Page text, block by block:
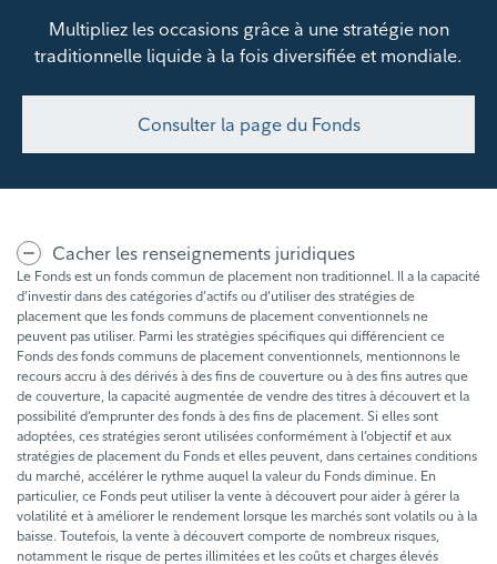
Multipliez les occasions grâce à une stratégie non
traditionnelle liquide à la fois diversifiée et mondiale.
Consulter la page du Fonds
Cacher les renseignements juridiques
Le Fonds est un fonds commun de placement non traditionnel. Il a la capacité
d’investir dans des catégories d’actifs ou d’utiliser des stratégies de
placement que les fonds communs de placement conventionnels ne
peuvent pas utiliser. Parmi les stratégies spécifiques qui différencient ce
Fonds des fonds communs de placement conventionnels, mentionnons le
recours accru à des dérivés à des fins de couverture ou à des fins autres que
de couverture, la capacité augmentée de vendre des titres à découvert et la
possibilité d’emprunter des fonds à des fins de placement. Si elles sont
adoptées, ces stratégies seront utilisées conformément à l’objectif et aux
stratégies de placement du Fonds et elles peuvent, dans certaines conditions
du marché, accélérer le rythme auquel la valeur du Fonds diminue. En
particulier, ce Fonds peut utiliser la vente à découvert pour aider à gérer la
volatilité et à améliorer le rendement lorsque les marchés sont volatils ou à la
baisse. Toutefois, la vente à découvert comporte de nombreux risques,
notamment le risque de pertes illimitées et les coûts et charges élevés